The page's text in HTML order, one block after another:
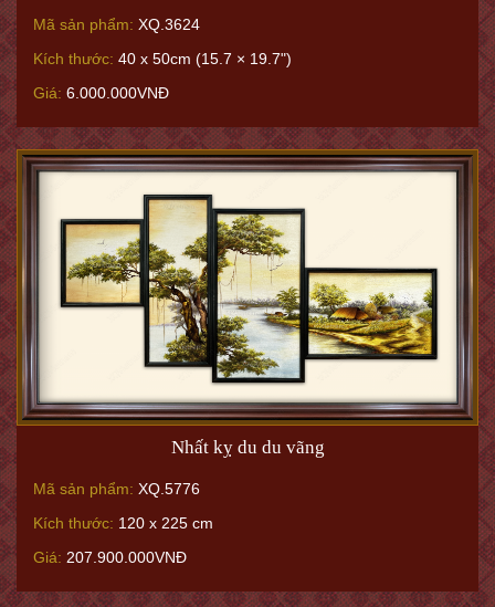
Mã sản phẩm: XQ.3624
Kích thước: 40 x 50cm (15.7 × 19.7")
Giá: 6.000.000VNĐ
Nhất kỵ du du vãng
Mã sản phẩm: XQ.5776
Kích thước: 120 x 225 cm
Giá: 207.900.000VNĐ